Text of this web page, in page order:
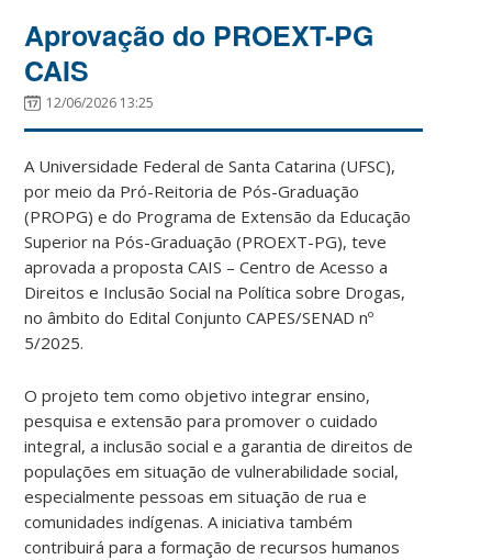
Aprovação do PROEXT-PG
CAIS
12/06/2026 13:25
A Universidade Federal de Santa Catarina (UFSC),
por meio da Pró-Reitoria de Pós-Graduação
(PROPG) e do Programa de Extensão da Educação
Superior na Pós-Graduação (PROEXT-PG), teve
aprovada a proposta CAIS – Centro de Acesso a
Direitos e Inclusão Social na Política sobre Drogas,
no âmbito do Edital Conjunto CAPES/SENAD nº
5/2025.
O projeto tem como objetivo integrar ensino,
pesquisa e extensão para promover o cuidado
integral, a inclusão social e a garantia de direitos de
populações em situação de vulnerabilidade social,
especialmente pessoas em situação de rua e
comunidades indígenas. A iniciativa também
contribuirá para a formação de recursos humanos